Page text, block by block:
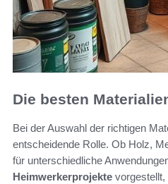
Die besten
Bei der Auswahl der richtigen
entscheidende Rolle. Ob Holz,
für unterschiedliche
Heimwerkerprojekte vorgestellt,